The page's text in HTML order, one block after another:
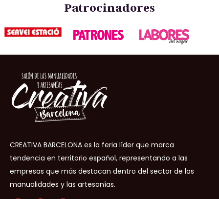
Patrocinadores
CREATIVA BARCELONA es la feria líder que marca
tendencia en territorio español, representando a las
empresas que más destacan dentro del sector de las
manualidades y las artesanías.